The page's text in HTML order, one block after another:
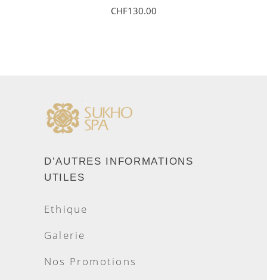
CHF130.00
D’AUTRES INFORMATIONS
UTILES
Ethique
Galerie
Nos Promotions